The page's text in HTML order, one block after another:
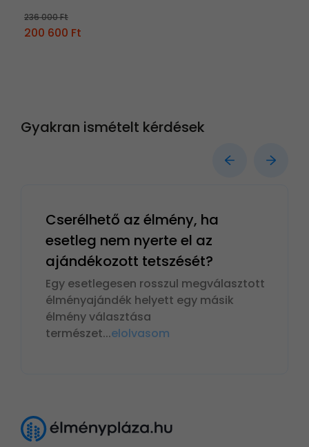
236 000 Ft
200 600 Ft
Gyakran ismételt kérdések
Cserélhető az élmény, ha
esetleg nem nyerte el az
ajándékozott tetszését?
Egy esetlegesen rosszul megválasztott
élményajándék helyett egy másik
élmény választása
természet...elolvasom